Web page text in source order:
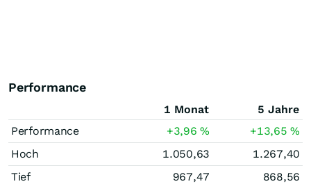
Performance
1 Monat
5 Jahre
Performance
+3,96% +13,65%
Hoch
1.050,63
1.267,40
Tief
967,47
868,56